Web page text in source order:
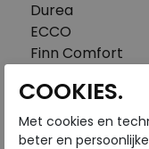
Durea
ECCO
Finn Comfort
Gabor
Piedi Nudi
Pikolinos
COOKIES.
Met cookies en
beter en